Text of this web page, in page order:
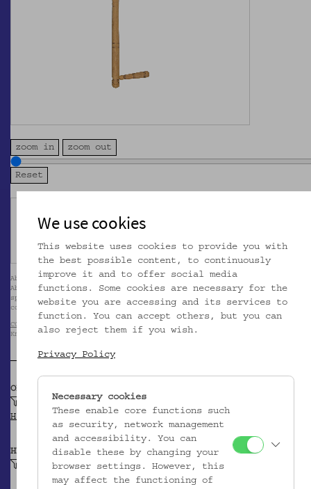
zoom in zoom out
Abb. 1: Volkskundemuseum Wien / Foto: Christa Knott
Abb. 2: Die Frau links hält eine Handhaspel (apilichtros), die Frau
spult Faden für das Weberschiffchen, um 1900. © John P. Foscolos, from
collection of Stavros Lazarides, Larnaca
CC BY-NC-SA
Knott; alle anderen Abbildungen siehe Copyright-Angabe oben
OBJEKTKLASSE
Handhaspel mit parallelen Pflöcken
HSA-Thesaurus
HERSTELLER/IN
Unbekannt
We use cookies
This website uses cookies to provide you with
the best possible content, to continuously
improve it and to offer social media
functions. Some cookies are necessary for the
website you are accessing and its services to
function. You can accept others, but you can
also reject them if you wish.
Privacy Policy
Necessary cookies
These enable core functions such
as security, network management
and accessibility. You can
disable these by changing your
browser settings. However, this
may affect the functioning of